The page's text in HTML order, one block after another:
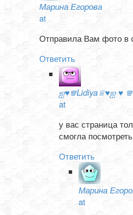
Марина Егорова
at
Отправила Вам фото в
Ответить
at
у вас страница
смогла
Ответить
Марина
at